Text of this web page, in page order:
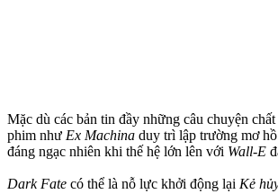
Mặc dù các bản tin đầy những câu chuyện
phim như Ex Machina duy trì lập trường mơ
đáng ngạc nhiên khi thế hệ lớn lên với Wall-E
Dark Fate có thể là nỗ lực khởi động lại Kẻ